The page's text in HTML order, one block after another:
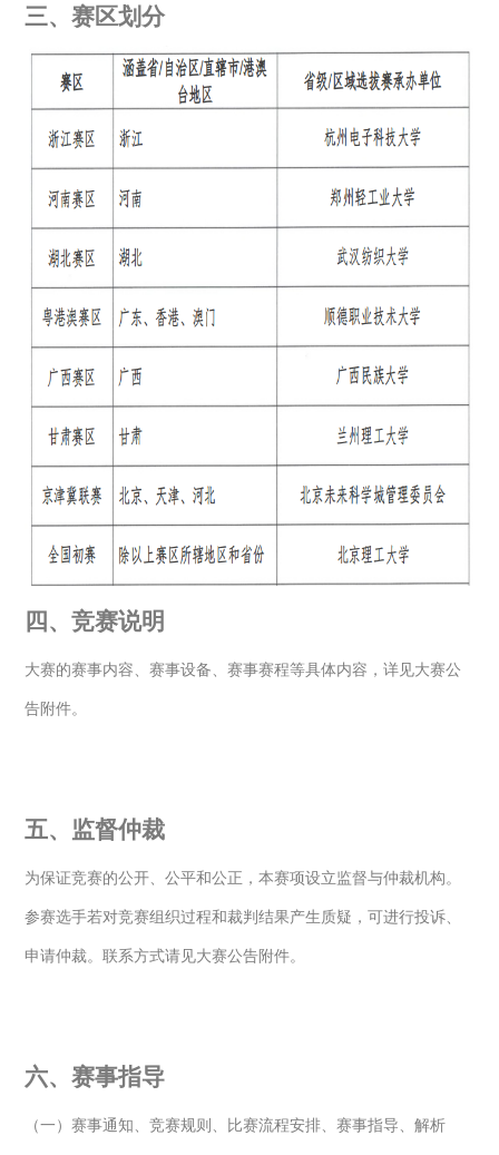
三、赛区划分
四、竞赛说明
大赛的赛事内容、赛事设备、赛事赛程等具体内容，详见大赛公
告附件。
五、监督仲裁
为保证竞赛的公开、公平和公正，本赛项设立监督与仲裁机构。
参赛选手若对竞赛组织过程和裁判结果产生质疑，可进行投诉、
申请仲裁。联系方式请见大赛公告附件。
六、赛事指导
（一）赛事通知、竞赛规则、比赛流程安排、赛事指导、解析